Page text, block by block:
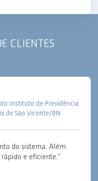
CLIENTES
Instituto de Previdência
de São Vicente/RN
do sistema. Além
e eficiente.”